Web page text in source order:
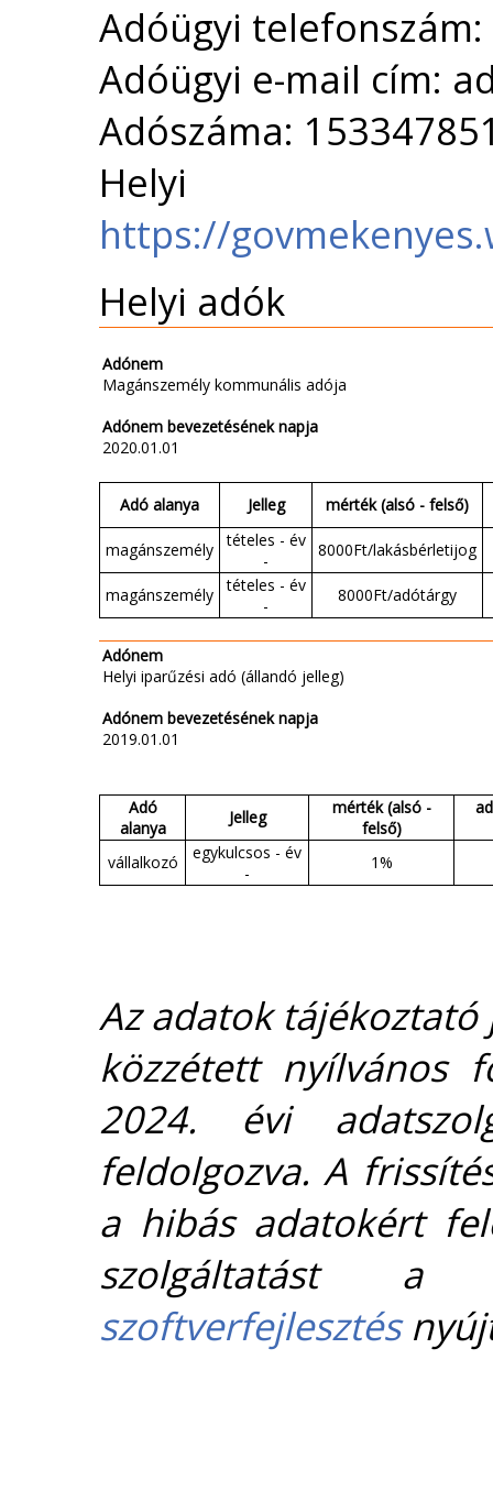
Adóügyi
Adóügyi e-mail cím:
Adószáma:
Helyi
https://
Helyi adók
Adónem
Magánszemély kommunális adója
Adónem bevezetésének napja
2020.01.01
Adó alanya Jelleg mérték (alsó - felső)
magánszemély
tételes - év
-
8000Ft/lakásbérletijog
magánszemély
tételes - év
-
8000Ft/adótárgy
Adónem
Helyi iparűzési adó (állandó jelleg)
Adónem bevezetésének napja
2019.01.01
Adó
alanya
Jelleg
mérték (alsó -
felső)
vállalkozó
egykulcsos - év
-
1%
Az adatok
közzétett nyílvános
2024. évi
feldolgozva. A
a hibás adatokért
szolgáltatást
szoftverfejlesztés